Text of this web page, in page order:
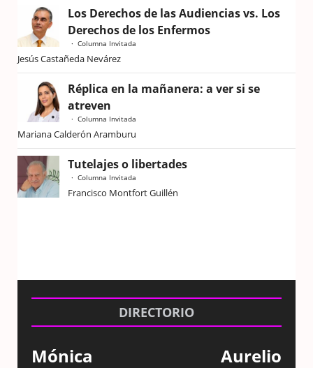
Los Derechos de las Audiencias vs. Los
Derechos de los Enfermos
Columna Invitada
Jesús Castañeda Nevárez
Réplica en la mañanera: a ver si se
atreven
Columna Invitada
Mariana Calderón Aramburu
Tutelajes o libertades
Columna Invitada
Francisco Montfort Guillén
DIRECTORIO
Mónica
Aurelio